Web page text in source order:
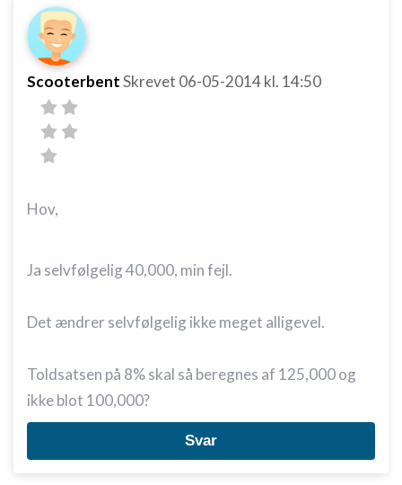
ScooterbentSkrevet 06-05-2014kl. 14:50
Hov,
Ja selvfølgelig 40,000, min fejl.
Det ændrer selvfølgelig ikke meget alligevel.
Toldsatsen på 8% skal så beregnes af 125,000 og
ikke blot 100,000?
Svar